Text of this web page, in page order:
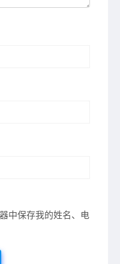
中保存我的姓名、电